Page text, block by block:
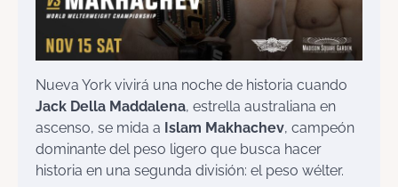
Nueva York vivirá una noche de historia cuando
Jack Della Maddalena, estrella australiana en
ascenso, se mida a Islam Makhachev, campeón
dominante del peso ligero que busca hacer
historia en una segunda división: el peso wélter.